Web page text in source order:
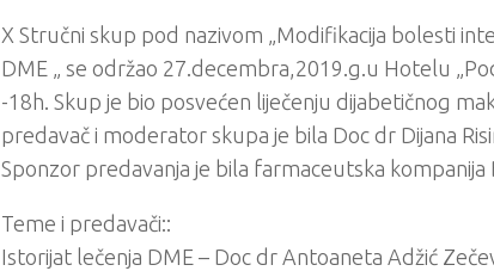
X Stručni skup pod nazivom „Modifikacija bolesti
DME „ se održao 27.decembra,2019.g.u Hotelu
-18h. Skup je bio posvećen liječenju dijabetičnog
predavač i moderator skupa je bila Doc dr Dijana
Sponzor predavanja je bila farmaceutska kompanija
Teme i predavači::
Istorijat lečenja DME – Doc dr Antoaneta Adžić